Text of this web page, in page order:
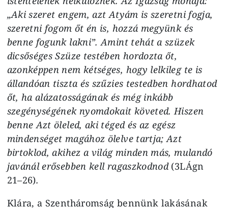
„Aki szeret engem, azt Atyám is szeretni fogja,
szeretni fogom őt én is, hozzá megyünk és
benne fogunk lakni”. Amint tehát a szüzek
dicsőséges Szüze testében hordozta őt,
azonképpen nem kétséges, hogy lelkileg te is
állandóan tiszta és szűzies testedben hordhatod
őt, ha alázatosságának és még inkább
szegénységének nyomdokait követed. Hiszen
benne Azt öleled, aki téged és az egész
mindenséget magához ölelve tartja; Azt
birtoklod, akihez a világ minden más, mulandó
javánál erősebben kell ragaszkodnod (3LÁgn
21–26).
Klára, a Szentháromság bennünk lakásának